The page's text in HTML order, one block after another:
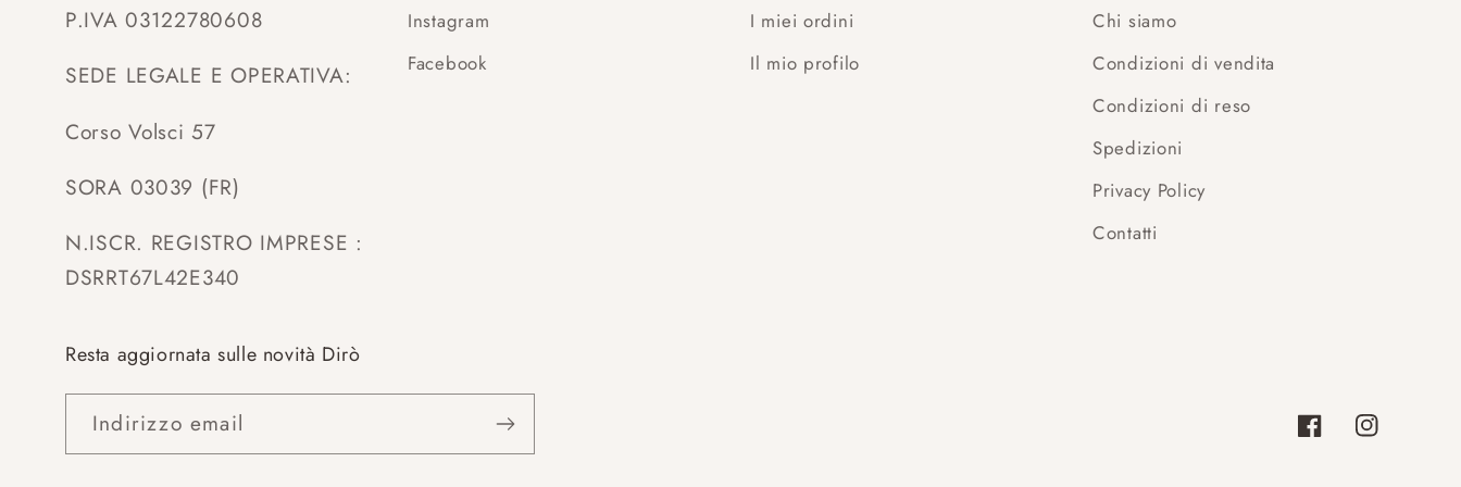
P.IVA 03122780608
SEDE LEGALE E OPERATIVA:
Corso Volsci 57
SORA 03039 (FR)
N.ISCR. REGISTRO IMPRESE :
DSRRT67L42E340
Instagram
Facebook
I miei ordini
Il mio profilo
Chi siamo
Condizioni di vendita
Condizioni di reso
Spedizioni
Privacy Policy
Contatti
Resta aggiornata sulle novità Dirò
Indirizzo email
FacebookInstagram